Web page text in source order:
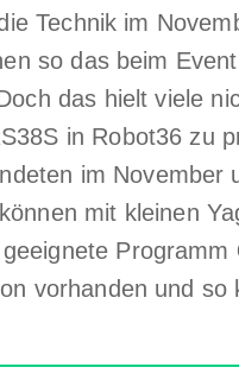
Technik im
so das beim
das hielt viele
in Robot36 zu
im November
mit kleinen
Programm
vorhanden und so